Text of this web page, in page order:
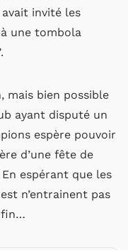
invité les
une tombola
.
mais bien possible
ayant disputé un
espère pouvoir
d’une fête de
espérant que les
n’entrainent pas
fin…